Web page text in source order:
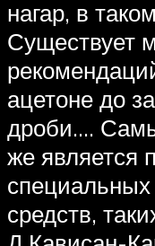
нагар, в
Существует
ацетоне до
дроби….
же является
средств,